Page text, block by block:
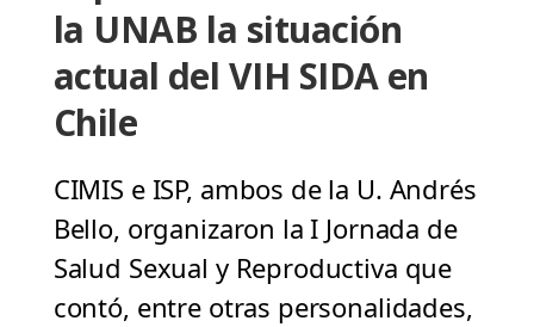
la UNAB la situación
actual del VIH SIDA en
Chile
CIMIS e ISP, ambos de la U. Andrés
Bello, organizaron la I Jornada de
Salud Sexual y Reproductiva que
contó, entre otras personalidades,